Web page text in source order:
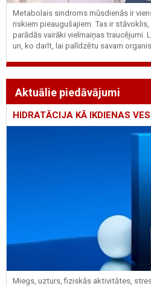
Metabolais sindroms mūsdienās ir
riskiem pieaugušajiem. Tas ir
parādās vairāki vielmaiņas traucējumi.
un, ko darīt, lai palīdzētu savam
Aktuālie piedāvājumi
HIDRATĀCIJA KĀ IKDIENAS
Miegs, uzturs, fiziskās aktivitātes,